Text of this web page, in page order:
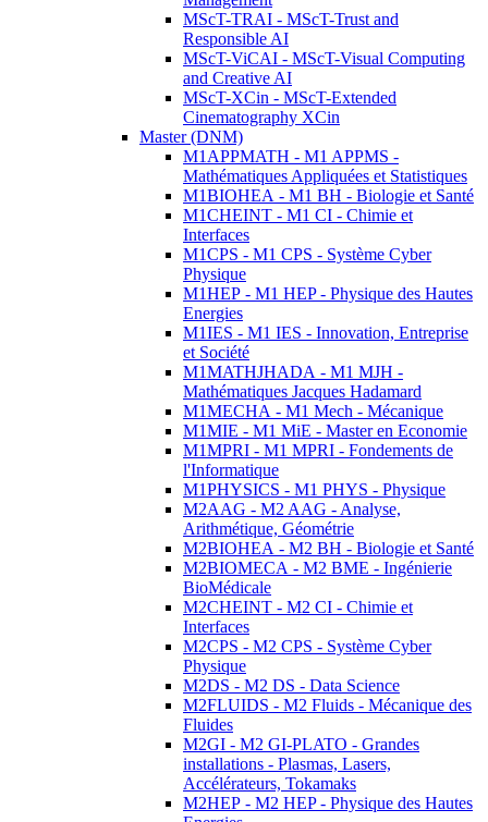
MScT-TRAI - MScT-Trust and
Responsible AI
MScT-ViCAI - MScT-Visual Computing
and Creative AI
MScT-XCin - MScT-Extended
Cinematography XCin
Master (DNM)
M1APPMATH - M1 APPMS -
Mathématiques Appliquées et Statistiques
M1BIOHEA - M1 BH - Biologie et Santé
M1CHEINT - M1 CI - Chimie et
Interfaces
M1CPS - M1 CPS - Système Cyber
Physique
M1HEP - M1 HEP - Physique des Hautes
Energies
M1IES - M1 IES - Innovation, Entreprise
et Société
M1MATHJHADA - M1 MJH -
Mathématiques Jacques Hadamard
M1MECHA - M1 Mech - Mécanique
M1MIE - M1 MiE - Master en Economie
M1MPRI - M1 MPRI - Fondements de
l'Informatique
M1PHYSICS - M1 PHYS - Physique
M2AAG - M2 AAG - Analyse,
Arithmétique, Géométrie
M2BIOHEA - M2 BH - Biologie et Santé
M2BIOMECA - M2 BME - Ingénierie
BioMédicale
M2CHEINT - M2 CI - Chimie et
Interfaces
M2CPS - M2 CPS - Système Cyber
Physique
M2DS - M2 DS - Data Science
M2FLUIDS - M2 Fluids - Mécanique des
Fluides
M2GI - M2 GI-PLATO - Grandes
installations - Plasmas, Lasers,
Accélérateurs, Tokamaks
M2HEP - M2 HEP - Physique des Hautes